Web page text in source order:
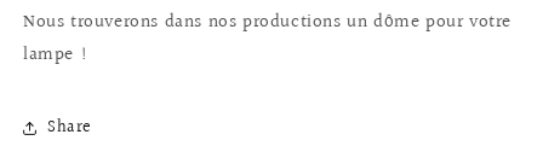
Nous trouverons dans nos productions un dôme pour votre
lampe !
Share